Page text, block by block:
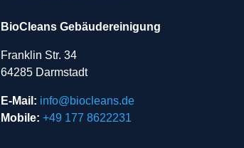
BioCleans Gebäudereinigung
Franklin Str. 34
64285 Darmstadt
E-Mail: info@biocleans.de
Mobile: +49 177 8622231